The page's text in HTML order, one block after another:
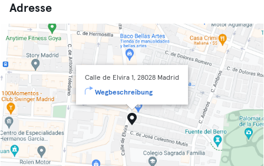
Adresse
Calle de Elvira 1, 28028 Madrid
Wegbeschreibung